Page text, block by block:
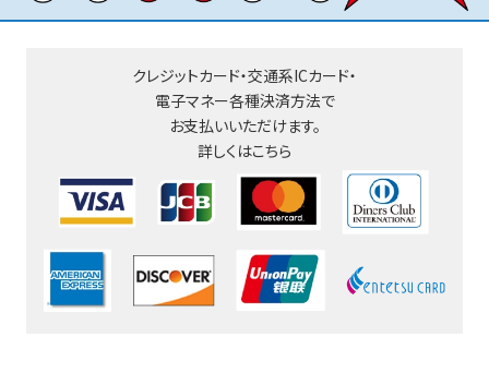
クレジットカード・交通系ICカード・
電子マネー各種決済方法で
お支払いいただけます。
詳しくはこちら